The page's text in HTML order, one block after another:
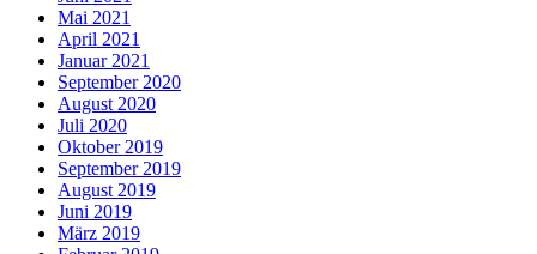
Mai 2021
April 2021
Januar 2021
September 2020
August 2020
Juli 2020
Oktober 2019
September 2019
August 2019
Juni 2019
März 2019